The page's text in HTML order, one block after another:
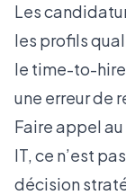
Les
les profils
le time-to-hire
une erreur de
Faire appel
IT, ce n’est
décision